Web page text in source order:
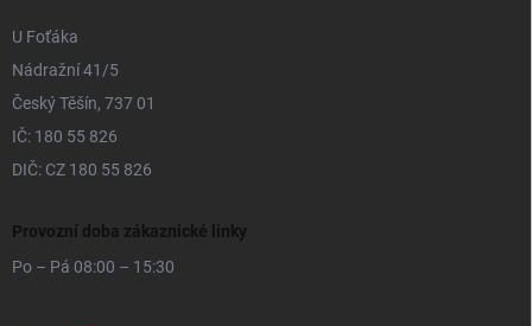
U Foťáka
Nádražní 41/5
Český Těšín, 737 01
IČ: 180 55 826
DIČ: CZ 180 55 826
Provozní doba zákaznické linky
Po – Pá 08:00 – 15:30